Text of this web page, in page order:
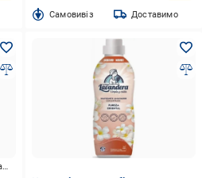
Cамовивіз Доставимо
До -10% з суперкредиткою Visa Вигода